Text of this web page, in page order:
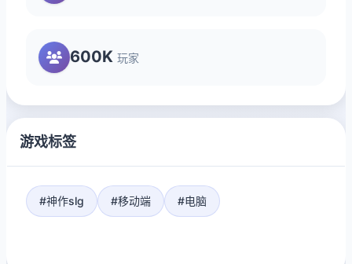
600K 玩家
游戏标签
#神作slg #移动端 #电脑